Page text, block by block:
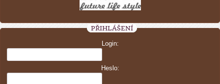
PŘIHLÁŠENÍ
Login:
Heslo: